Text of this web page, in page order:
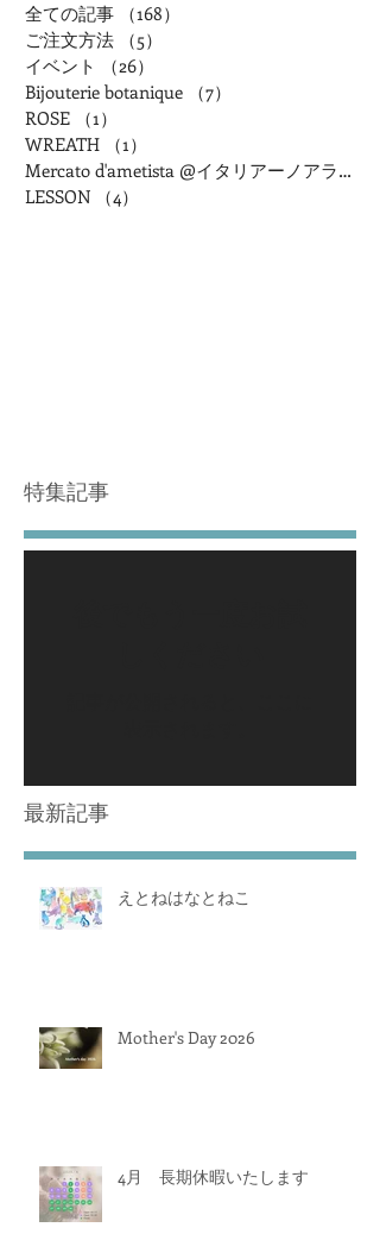
全ての記事 （168）
ご注文方法
（5）
イベント
（26）
Bijouterie botanique
（7）
ROSE
（1）
WREATH
（1）
Mercato d'ametista @イタリアーノアランチャ
LESSON
（4）
特集記事
最新記事
えとねはなとねこ
Mother's Day 2026
4月 長期休暇いたします